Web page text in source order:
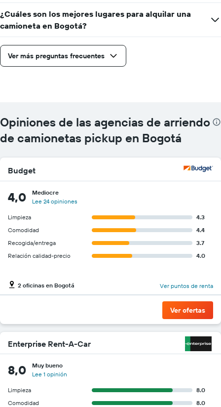
¿Cuáles son los mejores lugares para alquilar una
camioneta en Bogotá?
Ver más preguntas frecuentes
Opiniones de las agencias de arriendo
de camionetas pickup en Bogotá
Budget
4,0
Mediocre
Lee 24 opiniones
Limpieza
4.3
Comodidad
4.4
Recogida/entrega
3.7
Relación calidad-precio
4.0
2 oficinas en Bogotá Ver puntos de renta
Ver ofertas
Enterprise Rent-A-Car
8,0
Muy bueno
Lee 1 opinión
Limpieza
8.0
Comodidad
8.0